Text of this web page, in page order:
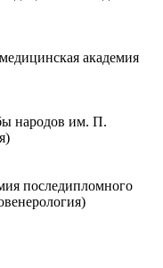
академия
народов им. П.
последипломного